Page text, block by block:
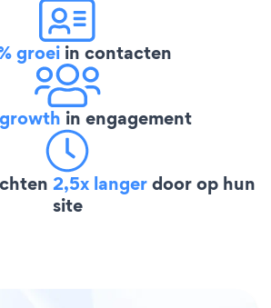
groei in contacten
in engagement
2,5x langerdoor op hun
site